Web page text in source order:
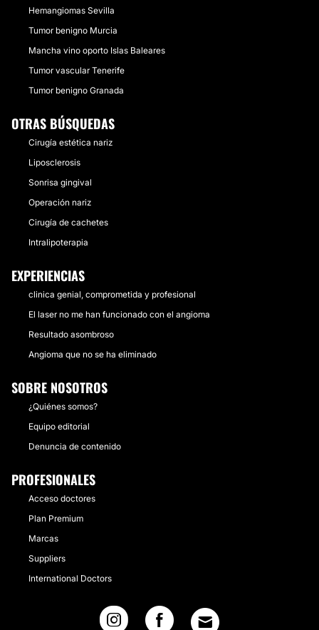
Hemangiomas Sevilla
Tumor benigno Murcia
Mancha vino oporto Islas Baleares
Tumor vascular Tenerife
Tumor benigno Granada
OTRAS BÚSQUEDAS
Cirugía estética nariz
Liposclerosis
Sonrisa gingival
Operación nariz
Cirugía de cachetes
Intralipoterapia
EXPERIENCIAS
clinica genial, comprometida y profesional
El laser no me han funcionado con el angioma
Resultado asombroso
Angioma que no se ha eliminado
SOBRE NOSOTROS
¿Quiénes somos?
Equipo editorial
Denuncia de contenido
PROFESIONALES
Acceso doctores
Plan Premium
Marcas
Suppliers
International Doctors